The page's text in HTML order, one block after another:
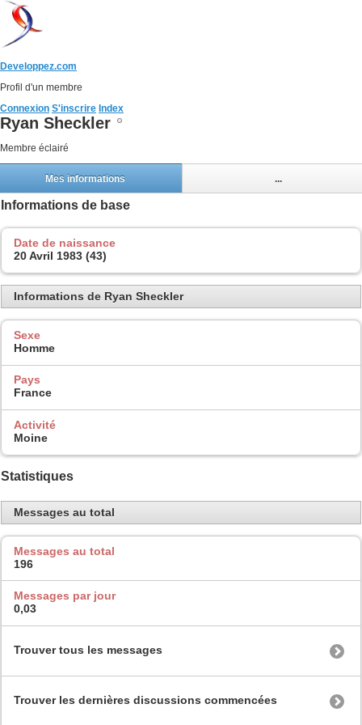
Developpez.com
Profil d'un membre
Connexion S'inscrire Index
Ryan Sheckler
Membre éclairé
Mes informations ...
Informations de base
Date de naissance
20 Avril 1983 (43)
Informations de Ryan Sheckler
Sexe
Homme
Pays
France
Activité
Moine
Statistiques
Messages au total
Messages au total
196
Messages par jour
0,03
Trouver tous les messages
Trouver les dernières discussions commencées